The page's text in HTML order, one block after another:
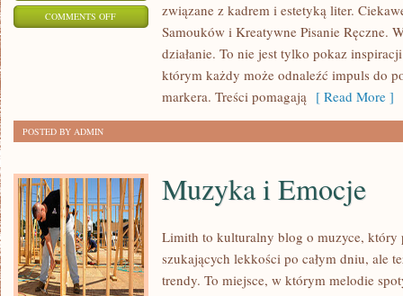
COMMENTS OFFON
MATERIAŁY
NARZĘDZIA
związane z kadrem i estetyką liter.
Samouków i Kreatywne Pisanie Ręczne.
działanie. To nie jest tylko pokaz
którym każdy może odnaleźć impuls do
markera. Treści pomagają [ Read More ]
POSTED BY ADMIN
Muzyka i Emocje
Limith to kulturalny blog o muzyce, który
szukających lekkości po całym dniu, ale
trendy. To miejsce, w którym melodie